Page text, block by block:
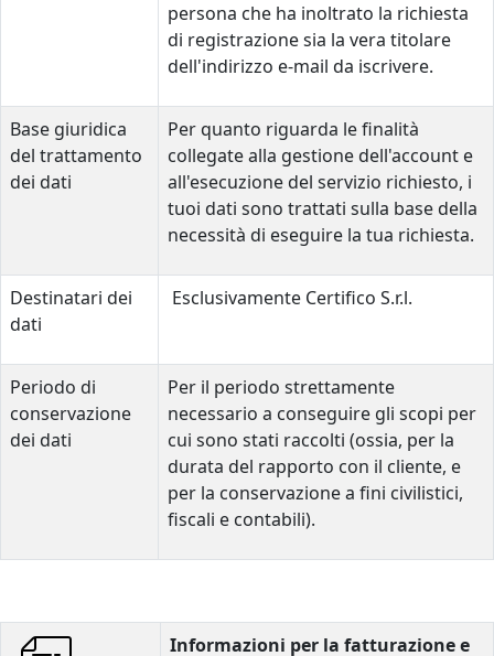
persona che ha inoltrato la richiesta
di registrazione sia la vera titolare
dell'indirizzo e-mail da iscrivere.
Base giuridica
del trattamento
dei dati
Per quanto riguarda le finalità
collegate alla gestione dell'account e
all'esecuzione del servizio richiesto, i
tuoi dati sono trattati sulla base della
necessità di eseguire la tua richiesta.
Destinatari dei
dati
Esclusivamente Certifico S.r.l.
Periodo di
conservazione
dei dati
Per il periodo strettamente
necessario a conseguire gli scopi per
cui sono stati raccolti (ossia, per la
durata del rapporto con il cliente, e
per la conservazione a fini civilistici,
fiscali e contabili).
Informazioni per la fatturazione e